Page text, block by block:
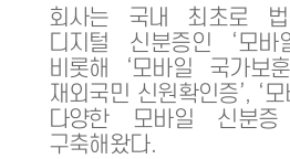
회사는 국내 최초로
디지털 신분증인 ‘모바
비롯해 ‘모바일 국가보
재외국민 신원확인증’, ‘
다양한 모바일 신분
구축해왔다.